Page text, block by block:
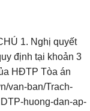
1. Nghị quyết
định tại khoản 3
HĐTP Tòa án
van-ban/Trach-
huong-dan-ap-